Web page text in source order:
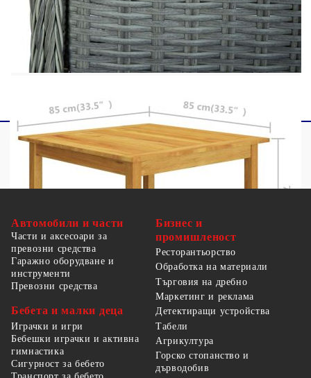
4 x Възглавници за седалките
Максимално 110 кг на седалка. Съобразете се с
риска от открит огън и други източници на
силна топлина в близост до продукта.
Автомобили и части
Части и аксесоари за
превозни средства
Гаражно оборудване и
инструменти
Превозни средства
Бебета и малки деца
Играчки и игри
Бебешки играчки и активна
гимнастика
Сигурност за бебето
Бизнес и
промишленост
Ресторантьорство
Обработка на материали
Търговия на дребно
Маркетинг и реклама
Детектиращи устройства
Табели
Агрикултура
Горско стопанство и
дърводобив